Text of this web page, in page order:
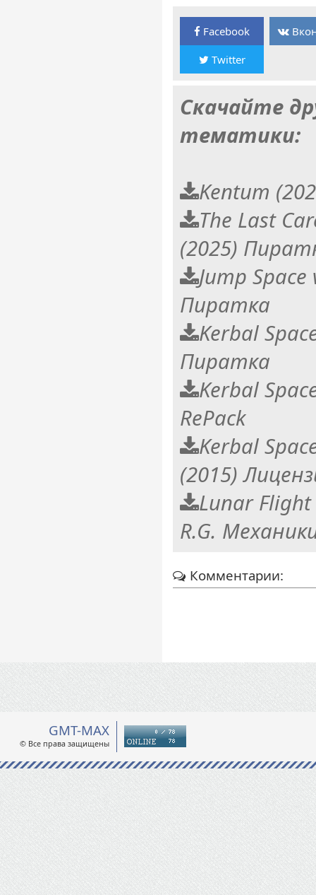
Facebook
Twitter
Скачайте
тематики:
Kentum
The Last
(2025)
Jump Space
Пиратка
Kerbal
Пиратка
Kerbal
RePack
Kerbal
(2015)
Lunar
R.G.
Комментарии:
GMT-MAX
© Все права защищены